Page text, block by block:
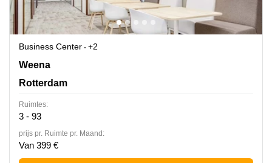
Business Center
+2
Weena 505, Rotterdam
Weena
Rotterdam
Ruimtes:
3 - 93
prijs pr. Ruimte pr. Maand:
Van 399 €